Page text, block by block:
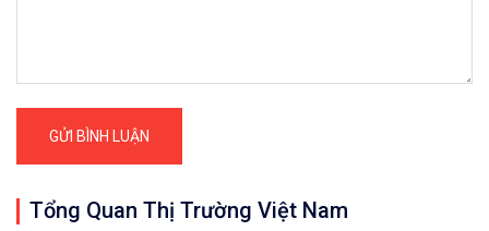
Tổng Quan Thị Trường Việt Nam